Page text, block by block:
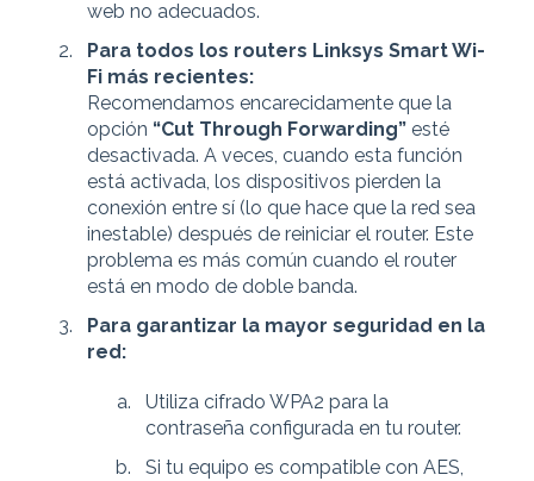
web no adecuados.
Para todos los routers Linksys Smart Wi-
Fi más recientes:
Recomendamos encarecidamente que la
opción “Cut Through Forwarding” esté
desactivada. A veces, cuando esta función
está activada, los dispositivos pierden la
conexión entre sí (lo que hace que la red sea
inestable) después de reiniciar el router. Este
problema es más común cuando el router
está en modo de doble banda.
Para garantizar la mayor seguridad en la
red:
Utiliza cifrado WPA2 para la
contraseña configurada en tu router.
Si tu equipo es compatible con AES,